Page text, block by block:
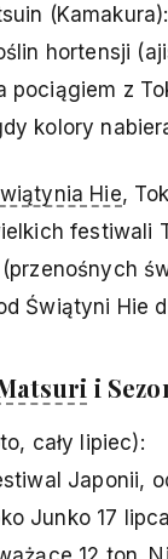
(Kamakura):
hortensji
pociągiem z
kolory
Hie,
festiwali
Świątyni Hie
i
cały lipiec):
Japonii,
Junko 17